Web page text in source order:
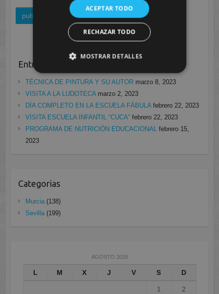
Entradas recientes
TÉCNICA DE PINTURA Y SU AUTOR marzo 8, 2023
VISITA A LA LUDOTECA marzo 2, 2023
DÍA COMPLETO EN LA ESCUELA FÁBULA febrero 22, 2023
VISITA ESCUELA INFANTIL “CUCA” febrero 22, 2023
PROGRAMA DE NUTRICIÓN EDUCACIONAL febrero 15,
2023
Categorias
Murcia(138)
Sevilla(199)
AGOSTO 2026
L M X J V S D
1 2
ACEPTAR TODO
RECHAZAR TODO
MOSTRAR DETALLES